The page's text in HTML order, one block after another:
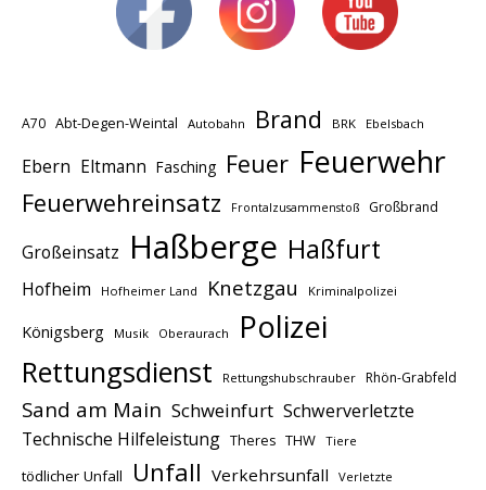
A70 Abt-Degen-Weintal Autobahn Brand BRK Ebelsbach
Ebern Eltmann Fasching Feuer Feuerwehr
Feuerwehreinsatz Frontalzusammenstoß Großbrand
Großeinsatz Haßberge Haßfurt
Hofheim Hofheimer Land Knetzgau Kriminalpolizei
Königsberg Musik Oberaurach Polizei
Rettungsdienst Rettungshubschrauber Rhön-Grabfeld
Sand am Main Schweinfurt Schwerverletzte
Technische Hilfeleistung Theres THW Tiere
tödlicher Unfall Unfall Verkehrsunfall Verletzte